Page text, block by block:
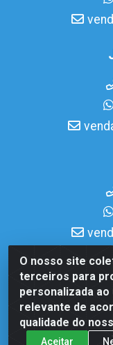
O nosso site
terceiros para
personalizada
relevante de
qualidade do
Aceitar
Casa Norte
Dix-Sept